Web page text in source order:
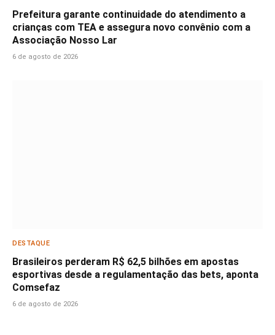
Prefeitura garante continuidade do atendimento a
crianças com TEA e assegura novo convênio com a
Associação Nosso Lar
6 de agosto de 2026
DESTAQUE
Brasileiros perderam R$ 62,5 bilhões em apostas
esportivas desde a regulamentação das bets, aponta
Comsefaz
6 de agosto de 2026